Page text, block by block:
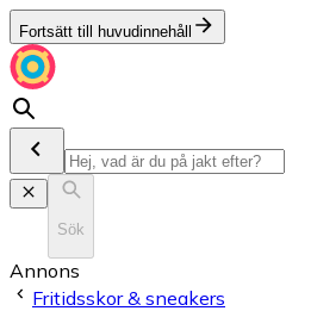
Fortsätt till huvudinnehåll
Sök
Annons
Fritidsskor & sneakers